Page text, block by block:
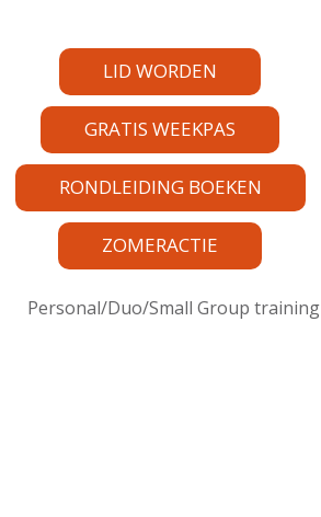
LID WORDEN
GRATIS WEEKPAS
RONDLEIDING BOEKEN
ZOMERACTIE
Personal/Duo/Small Group training